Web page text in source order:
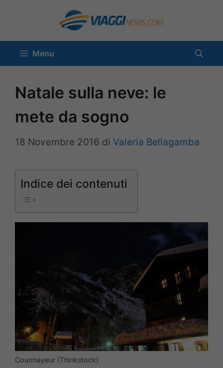
contenuto
Menu
Natale sulla neve: le
mete da sogno
18 Novembre 2016 di Valeria Bellagamba
Indice dei contenuti
Courmayeur (Thinkstock)